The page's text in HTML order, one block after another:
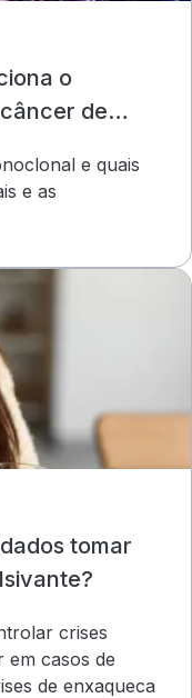
o
de
e quais
e as
tomar
crises
em casos de
de enxaqueca